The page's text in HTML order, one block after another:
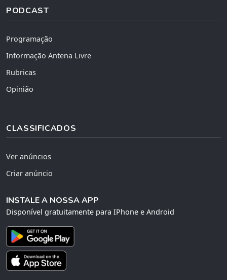
PODCAST
Programação
Informação Antena Livre
Rubricas
Opinião
CLASSIFICADOS
Ver anúncios
Criar anúncio
INSTALE A NOSSA APP
Disponível gratuitamente para IPhone e Android